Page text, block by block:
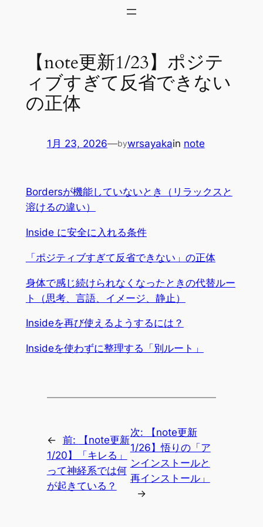
【note更新1/23】ポジテ
ィブすぎて反省できない
の正体
1月 23, 2026—bywrsayakain note
Bordersが機能していないとき（リラックスと
溶けるの違い）
Inside に安全に入れる条件
「ポジティブすぎて反省できない」の正体
身体で感じ続けられなくなったときの代替ルー
ト（思考、言語、イメージ、静止）
Insideを再び使えるようするには？
Insideを使わずに整理する「別ルート」
← 前:
【note更新
1/20】「キレる」
って神経系では何
が起きている？
次:
【note更新
1/26】悟りの「ア
ンインストールと
再インストール」
→